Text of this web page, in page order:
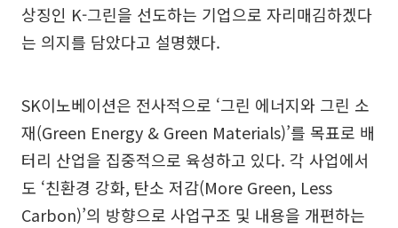
상징인 K-그린을 선도하는 기업으로 자리매김하겠다
는 의지를 담았다고 설명했다.
SK이노베이션은 전사적으로 ‘그린 에너지와 그린 소
재(Green Energy & Green Materials)’를 목표로 배
터리 산업을 집중적으로 육성하고 있다. 각 사업에서
도 ‘친환경 강화, 탄소 저감(More Green, Less
Carbon)’의 방향으로 사업구조 및 내용을 개편하는